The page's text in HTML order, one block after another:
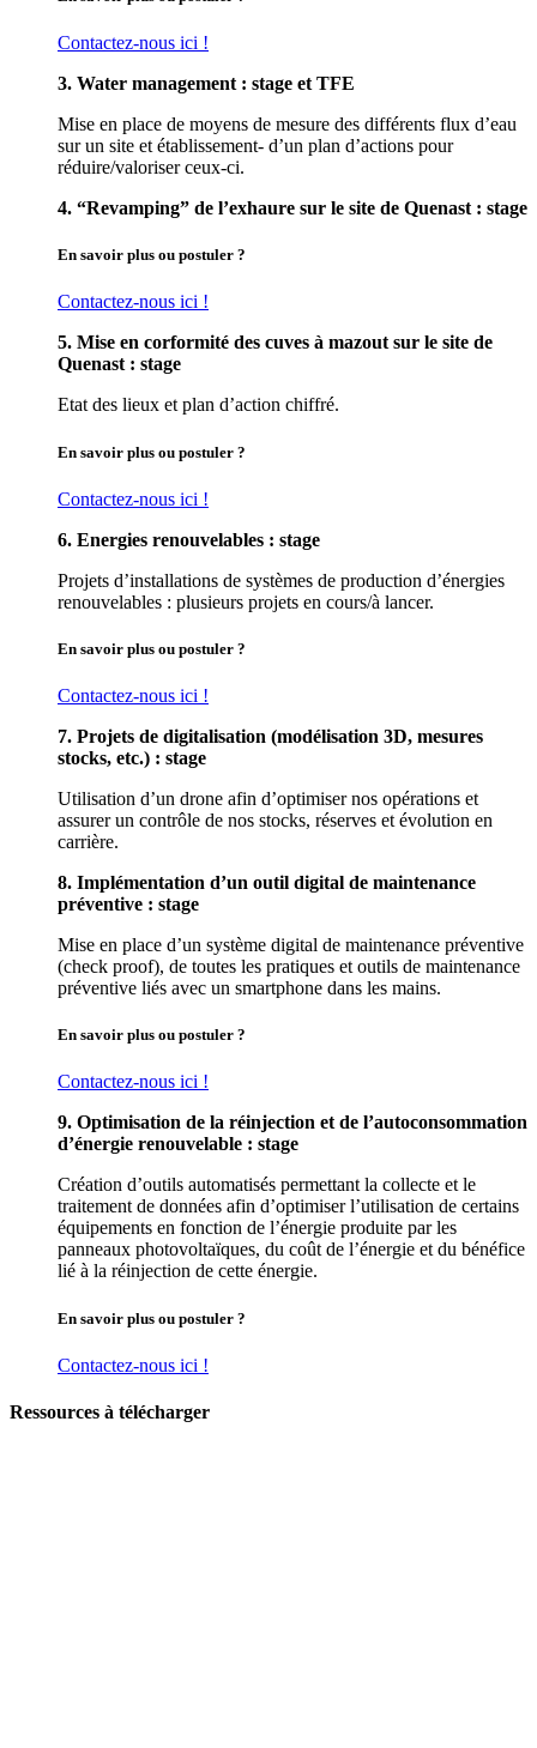
Contactez-nous ici !
3. Water management : stage et TFE
Mise en place de moyens de mesure des différents flux d’eau
sur un site et établissement- d’un plan d’actions pour
réduire/valoriser ceux-ci.
4. “Revamping” de l’exhaure sur le site de Quenast : stage
En savoir plus ou postuler ?
Contactez-nous ici !
5. Mise en corformité des cuves à mazout sur le site de
Quenast : stage
Etat des lieux et plan d’action chiffré.
En savoir plus ou postuler ?
Contactez-nous ici !
6. Energies renouvelables : stage
Projets d’installations de systèmes de production d’énergies
renouvelables : plusieurs projets en cours/à lancer.
En savoir plus ou postuler ?
Contactez-nous ici !
7. Projets de digitalisation (modélisation 3D, mesures
stocks, etc.) : stage
Utilisation d’un drone afin d’optimiser nos opérations et
assurer un contrôle de nos stocks, réserves et évolution en
carrière.
8. Implémentation d’un outil digital de maintenance
préventive : stage
Mise en place d’un système digital de maintenance préventive
(check proof), de toutes les pratiques et outils de maintenance
préventive liés avec un smartphone dans les mains.
En savoir plus ou postuler ?
Contactez-nous ici !
9. Optimisation de la réinjection et de l’autoconsommation
d’énergie renouvelable : stage
Création d’outils automatisés permettant la collecte et le
traitement de données afin d’optimiser l’utilisation de certains
équipements en fonction de l’énergie produite par les
panneaux photovoltaïques, du coût de l’énergie et du bénéfice
lié à la réinjection de cette énergie.
En savoir plus ou postuler ?
Contactez-nous ici !
Ressources à télécharger